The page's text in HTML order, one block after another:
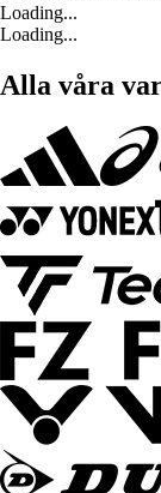
Loading...
Loading...
Alla våra